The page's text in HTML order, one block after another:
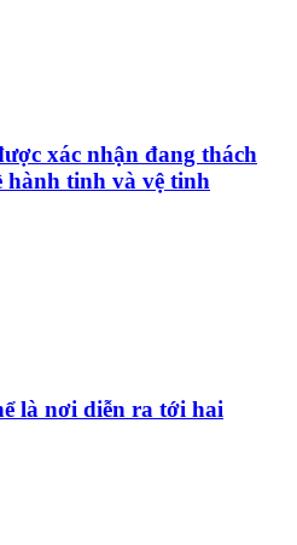
xác nhận đang thách
hành tinh và vệ tinh
là nơi diễn ra tới hai